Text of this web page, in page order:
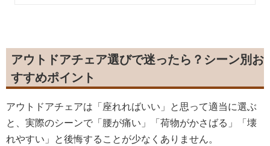
アウトドアチェア選びで迷ったら？シーン別お
すすめポイント
アウトドアチェアは「座れればいい」と思って適当に選ぶ
と、実際のシーンで「腰が痛い」「荷物がかさばる」「壊
れやすい」と後悔することが少なくありません。